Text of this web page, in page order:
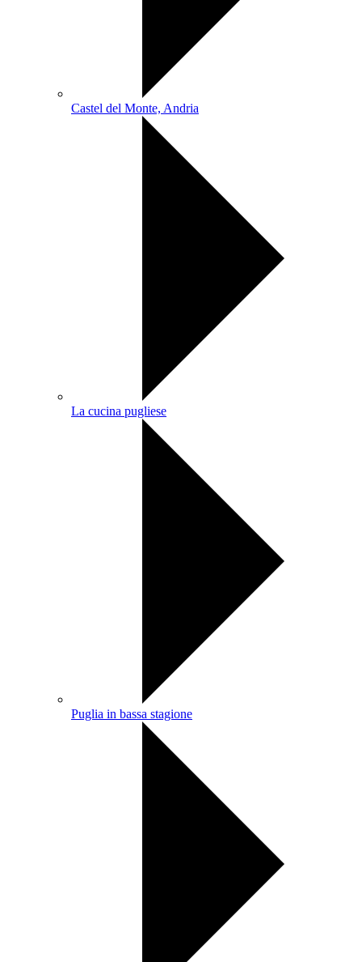
Castel del Monte, Andria
La cucina pugliese
Puglia in bassa stagione